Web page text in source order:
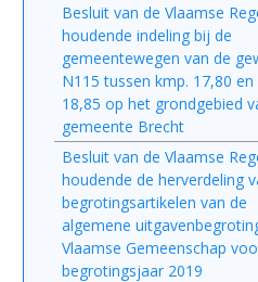
Besluit van de Vlaamse
houdende indeling bij de
gemeentewegen van de
N115 tussen kmp. 17,80 en
18,85 op het grondgebied
gemeente Brecht
Besluit van de Vlaamse
houdende de herverdeling
begrotingsartikelen van de
algemene
Vlaamse Gemeenschap
begrotingsjaar 2019